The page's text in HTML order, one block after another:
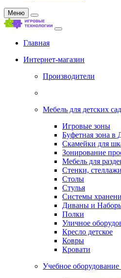
Меню
Главная
Интернет-магазин
Производители
Мебель для детских
Игровые зоны
Буфетная зона в
Скамейки для
Зонирование
Мебель для
Стенки, стеллажи
Столы
Стулья
Системы
Диваны и
Полки
Уличное
Кресло детское
Ковры
Кровати
Учебное